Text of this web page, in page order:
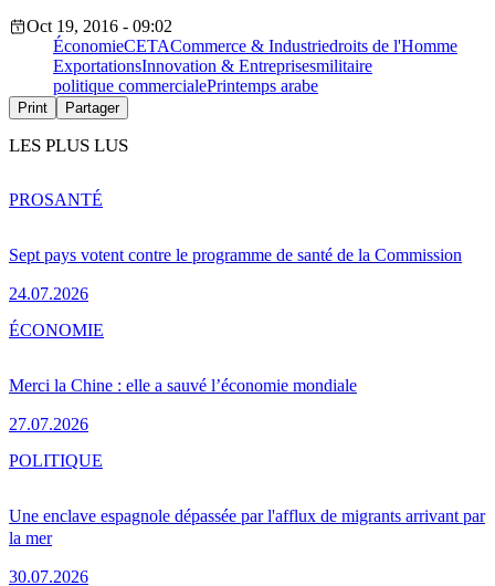
Oct 19, 2016 - 09:02
ÉconomieCETACommerce & Industriedroits de l'Homme
ExportationsInnovation & Entreprisesmilitaire
politique commercialePrintemps arabe
Print Partager
LES PLUS LUS
Sept pays votent contre le programme de santé de la Commission
24.07.2026
PROSANTÉ
Merci la Chine : elle a sauvé l’économie mondiale
27.07.2026
ÉCONOMIE
Une enclave espagnole dépassée par l'afflux de migrants arrivant par
la mer
30.07.2026
POLITIQUE